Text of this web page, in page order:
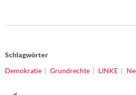
Schlagwörter
Demokratie
Grundrechte LINKE